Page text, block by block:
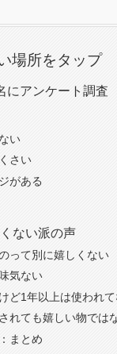
場所をタップ
にアンケート調査
い
さい
がある
ない派の声
って別に嬉しくない
気ない
ど1年以上は使われ
れても嬉しい物では
まとめ